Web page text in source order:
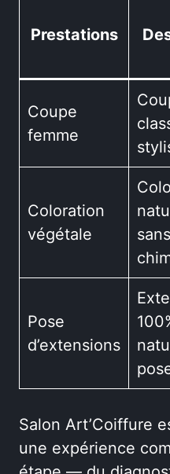
Prestations
Coupe
femme
Coloration
végétale
Pose
d’extensions
Salon Art’Coiffure
une expérience